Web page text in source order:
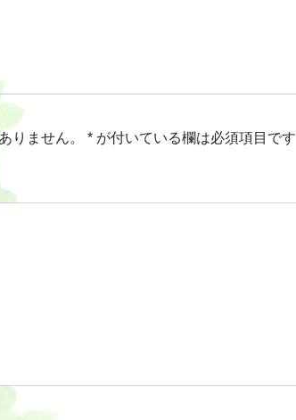
りません。 * が付いている欄は必須項目です